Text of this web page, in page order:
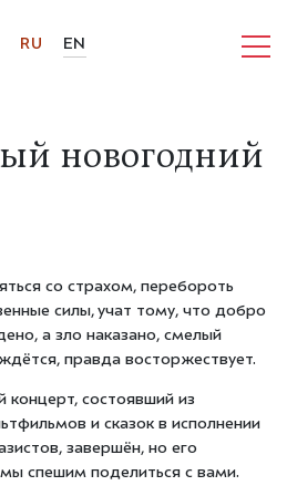
RU EN
новогодний
со страхом, перебороть
силы, учат тому, что добро
а зло наказано, смелый
правда восторжествует.
концерт, состоявший из
и сказок в исполнении
завершён, но его
спешим поделиться с вами.